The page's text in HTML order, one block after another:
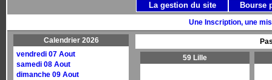
Une Inscription, une
Calendrier 2026
vendredi 07 Aout
samedi 08 Aout
dimanche 09 Aout
59 Lille
La gestion du site Bourse